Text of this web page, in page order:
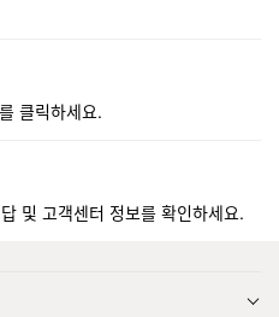
를 클릭하세요.
및 고객센터 정보를 확인하세요.